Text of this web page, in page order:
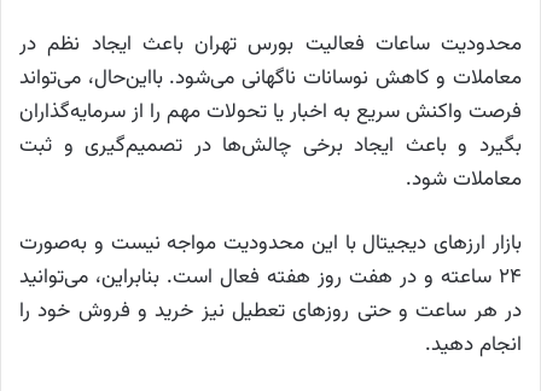
محدودیت ساعات فعالیت بورس تهران باعث ایجاد نظم در
معاملات و کاهش نوسانات ناگهانی می‌شود. بااین‌حال، می‌تواند
فرصت واکنش سریع به اخبار یا تحولات مهم را از سرمایه‌گذاران
بگیرد و باعث ایجاد برخی چالش‌ها در تصمیم‌گیری و ثبت
معاملات شود.
بازار ارز‌های دیجیتال با این محدودیت مواجه نیست و به‌صورت
۲۴ ساعته و در هفت روز هفته فعال است. بنابراین، می‌توانید
در هر ساعت و حتی روز‌های تعطیل نیز خرید و فروش خود را
انجام دهید.